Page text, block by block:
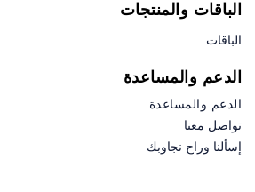
الباقات والمنتجات
الباقات
الدعم والمساعدة
الدعم والمساعدة
تواصل معنا
إسألنا وراح نجاوبك